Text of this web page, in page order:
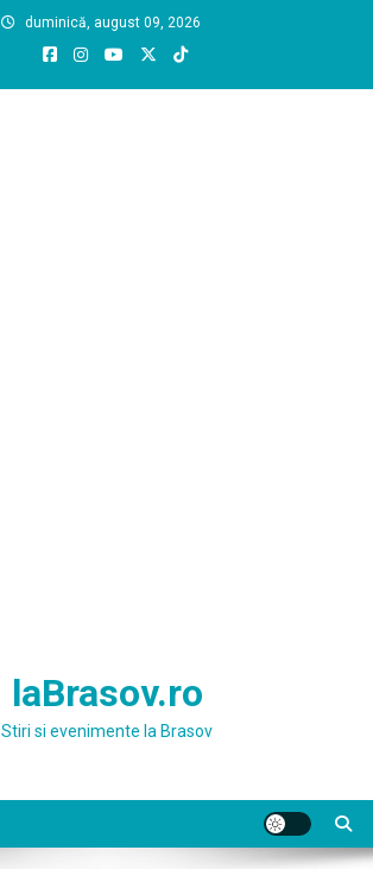
duminică, august 09, 2026
laBrasov.ro
Stiri si evenimente la Brasov